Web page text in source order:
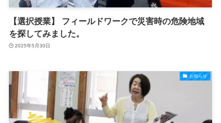
【選択授業】 フィールドワークで災害時の危険地域
を探してみました。
2025年5月30日
お知らせ